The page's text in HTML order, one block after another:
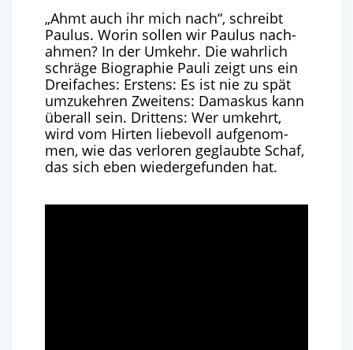
„Ahmt auch ihr mich nach“, schreibt
Pau­lus. Wor­in sol­len wir Pau­lus nach­
ah­men? In der Umkehr. Die wahr­lich
schrä­ge Bio­gra­phie Pau­li zeigt uns ein
Drei­fa­ches: Ers­tens: Es ist nie zu spät
umzu­keh­ren Zwei­tens: Damas­kus kann
über­all sein. Drit­tens: Wer umkehrt,
wird vom Hir­ten lie­be­voll auf­ge­nom­
men, wie das ver­lo­ren geglaub­te Schaf,
das sich eben wie­der­ge­fun­den hat.